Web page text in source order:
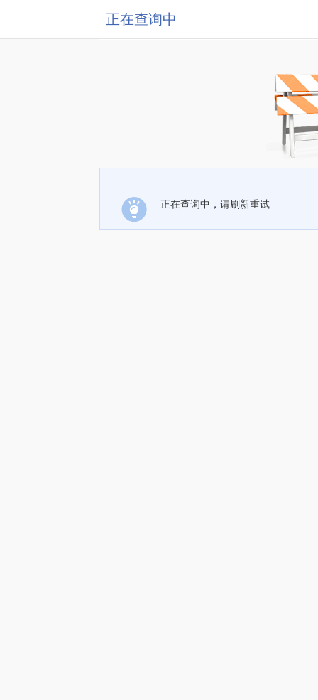
正在查询中
正在查询中，请刷新重试